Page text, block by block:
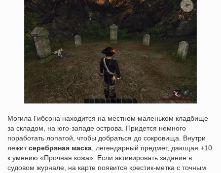
Могила Гибсона находится на местном маленьком кладбище
за складом, на юго-западе острова. Придется немного
поработать лопатой, чтобы добраться до сокровища. Внутри
лежитсеребряная маска , легендарный предмет, дающая +10
к умению «Прочная кожа». Если активировать задание в
судовом журнале, на карте появится крестик-метка с точным